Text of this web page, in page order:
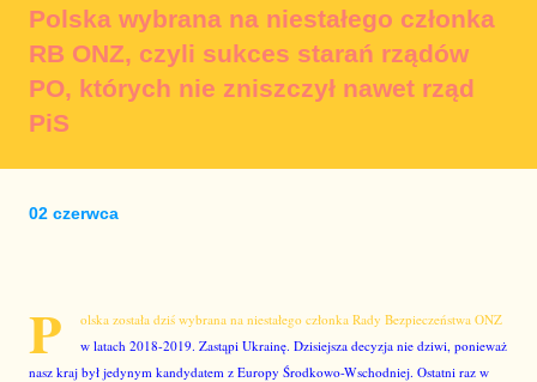
Polska wybrana na niestałego członka
RB ONZ, czyli sukces starań rządów
PO, których nie zniszczył nawet rząd
PiS
02 czerwca
P
olska została dziś wybrana na niestałego członka Rady Bezpieczeństwa ONZ
w latach 2018-2019. Zastąpi Ukrainę. Dzisiejsza decyzja nie dziwi, ponieważ
nasz kraj był jedynym kandydatem z Europy Środkowo-Wschodniej. Ostatni raz w